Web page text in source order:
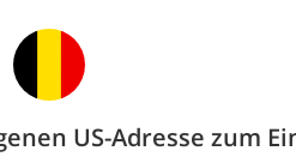
US-Adresse zum